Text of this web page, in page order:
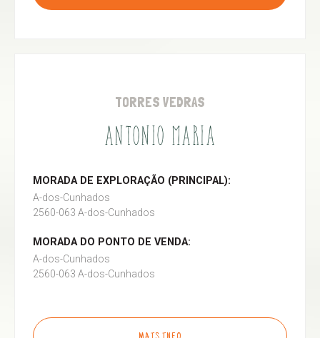
TORRES VEDRAS
ANTONIO MARIA
MORADA DE EXPLORAÇÃO (PRINCIPAL):
A-dos-Cunhados
2560-063 A-dos-Cunhados
MORADA DO PONTO DE VENDA:
A-dos-Cunhados
2560-063 A-dos-Cunhados